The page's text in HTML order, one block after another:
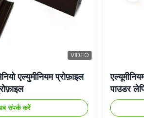
VIDEO
एल्युमीनियम प्रोफ़ाइल
संपर्क करें
पाउडर